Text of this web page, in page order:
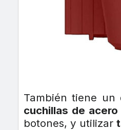
También tiene un
cuchillas de
botones, y utilizar